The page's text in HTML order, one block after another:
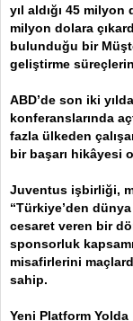
yıl aldığı 45 milyon
milyon dolara
bulunduğu bir
geliştirme
ABD’de son iki
konferanslarında
fazla ülkeden
bir başarı hikâyesi
Juventus işbirliği,
“Türkiye’den
cesaret veren bir
sponsorluk
misafirlerini
sahip.
Yeni Platform Yolda